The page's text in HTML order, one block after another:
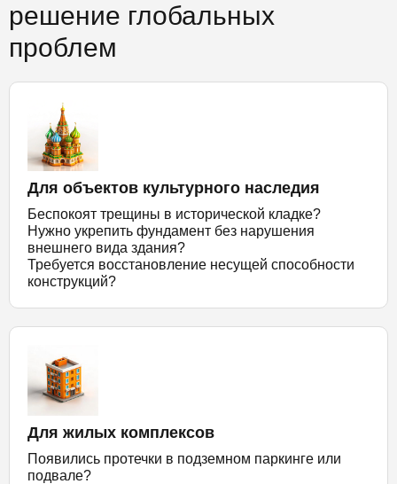
решение глобальных
проблем
Для объектов культурного наследия
Беспокоят трещины в исторической кладке?
Нужно укрепить фундамент без нарушения
внешнего вида здания?
Требуется восстановление несущей способности
конструкций?
Для жилых комплексов
Появились протечки в подземном паркинге или
подвале?